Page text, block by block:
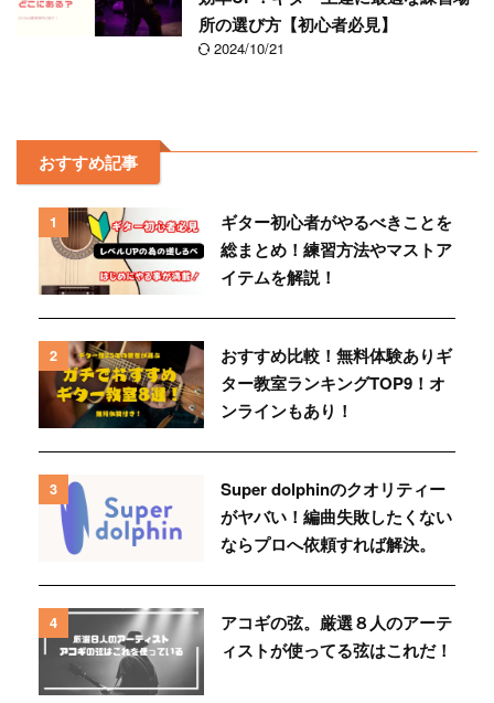
所の選び方【初心者必見】
2024/10/21
おすすめ記事
1
ギター初心者がやるべきことを
総まとめ！練習方法やマストア
イテムを解説！
2
おすすめ比較！無料体験ありギ
ター教室ランキングTOP9！オ
ンラインもあり！
3
Super dolphinのクオリティー
がヤバい！編曲失敗したくない
ならプロへ依頼すれば解決。
4
アコギの弦。厳選８人のアーテ
ィストが使ってる弦はこれだ！